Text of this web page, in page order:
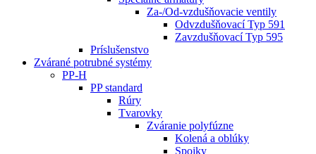
Za-/Od-vzdušňovacie ventily
Odvzdušňovací Typ 591
Zavzdušňovací Typ 595
Príslušenstvo
Zvárané potrubné systémy
PP-H
PP standard
Rúry
Tvarovky
Zváranie polyfúzne
Kolená a oblúky
Spojky